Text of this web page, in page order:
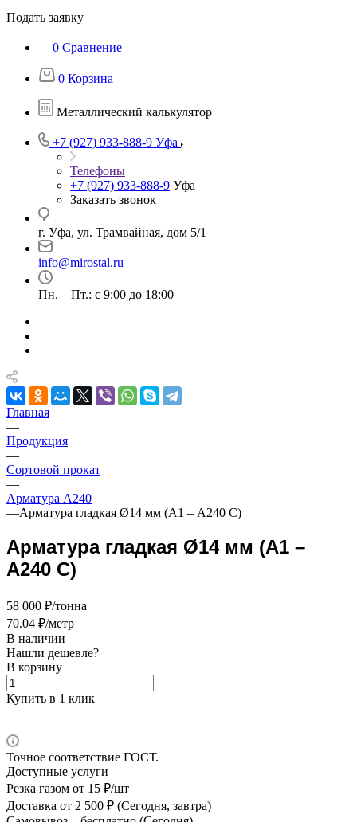
Подать заявку
0 Сравнение
0 Корзина
Металлический калькулятор
+7 (927) 933-888-9 Уфа
Телефоны
+7 (927) 933-888-9 Уфа
Заказать звонок
г. Уфа, ул. Трамвайная, дом 5/1
info@mirostal.ru
Пн. – Пт.: с 9:00 до 18:00
Главная
—
Продукция
—
Сортовой прокат
—
Арматура А240
—Арматура гладкая Ø14 мм (А1 – А240 С)
Арматура гладкая Ø14 мм (А1 –
А240 С)
58 000 ₽/тонна
70.04 ₽/метр
В наличии
Нашли дешевле?
В корзину
Купить в 1 клик
Точное соответствие ГОСТ.
Доступные услуги
Резка газом от 15 ₽/шт
Доставка от 2 500 ₽ (Сегодня, завтра)